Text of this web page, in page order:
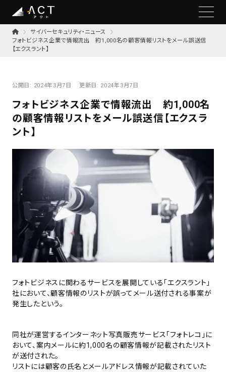
サイバーセキュリティ・ニュース
フォトビジネス企業で情報流出 約1,000名の顧客情報リストをメール誤送信
【エクスラント】
公開日: 2024年3月7日 更新日: 2024年3月7日
フォトビジネス企業で情報流出 約1,000名
の顧客情報リストをメール誤送信【エクスラ
ント】
フォトビジネスに関わるサービスを展開している「エクスラント」
社において、顧客情報のリストが誤ってメール送付される事案が
発生したという。
同社が運営するインターネット写真販売サービス「フォトレコ」に
おいて、案内メールに約1,000名の顧客情報が記載されたリスト
が送付された。
リストには顧客の氏名とメールアドレス情報が記載されていた